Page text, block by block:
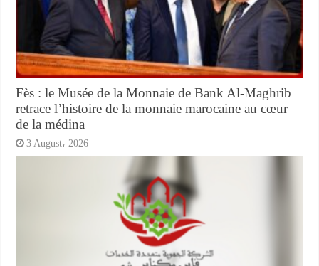
Fès : le Musée de la Monnaie de Bank Al-Maghrib
retrace l’histoire de la monnaie marocaine au cœur
de la médina
3 August، 2026